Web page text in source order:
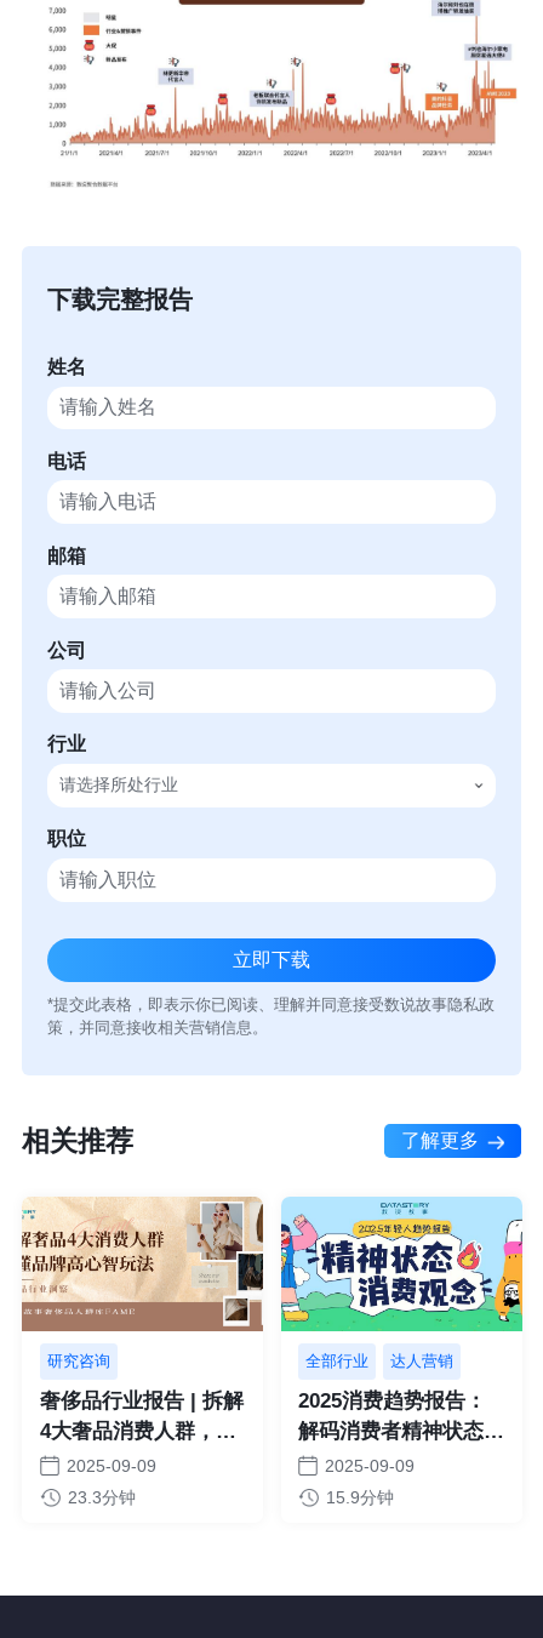
下载完整报告
姓名
电话
邮箱
公司
行业
请选择所处行业
职位
*提交此表格，即表示你已阅读、理解并同意接受数说故事隐私政
策，并同意接收相关营销信息。
相关推荐 了解更多
数说故事&DataEye联
合发布《2026 Q1微短
剧艺人商业价值报告》
2026-06-18
19.8分钟
2026色彩趋势报告：
品牌为什么都在
向“柔”而行？
2026-05-26 1分钟